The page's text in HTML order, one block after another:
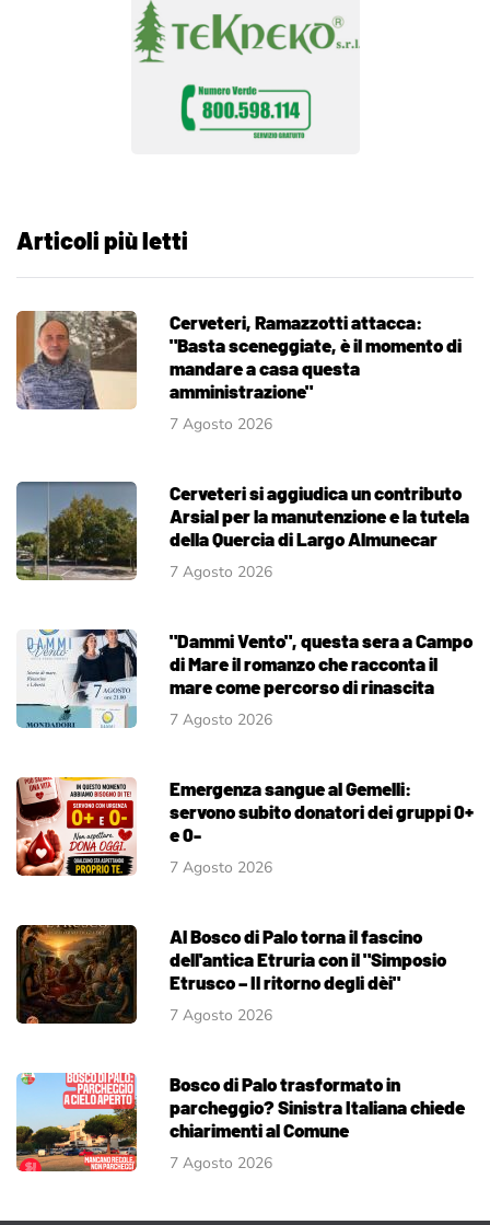
Articoli più letti
Cerveteri, Ramazzotti attacca:
"Basta sceneggiate, è il momento di
mandare a casa questa
amministrazione"
7 Agosto 2026
Cerveteri si aggiudica un contributo
Arsial per la manutenzione e la tutela
della Quercia di Largo Almunecar
7 Agosto 2026
"Dammi Vento", questa sera a Campo
di Mare il romanzo che racconta il
mare come percorso di rinascita
7 Agosto 2026
Emergenza sangue al Gemelli:
servono subito donatori dei gruppi 0+
e 0-
7 Agosto 2026
Al Bosco di Palo torna il fascino
dell'antica Etruria con il "Simposio
Etrusco – Il ritorno degli dèi"
7 Agosto 2026
Bosco di Palo trasformato in
parcheggio? Sinistra Italiana chiede
chiarimenti al Comune
7 Agosto 2026